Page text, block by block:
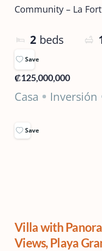
Community – La
2 beds
Save
₡125,000,000
Casa Inversión
Save
Villa with
Views, Playa